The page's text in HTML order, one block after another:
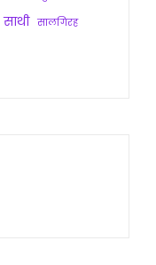
साथी सालगिरह